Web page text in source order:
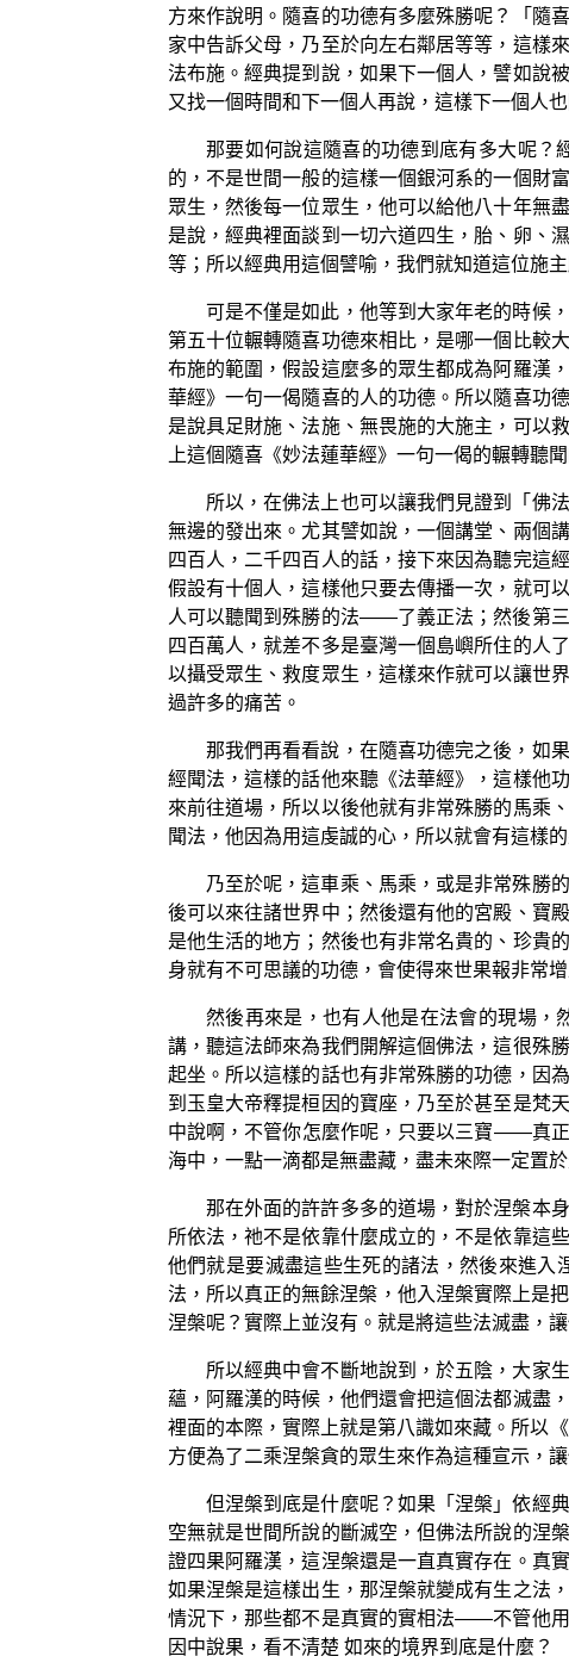
方來作說明。隨喜的功德有多麼殊勝呢？「隨
家中告訴父母，乃至於向左右鄰居等等，這樣
法布施。經典提到說，如果下一個人，譬如說
又找一個時間和下一個人再說，這樣下一個人
那要如何說這隨喜的功德到底有多大呢？
的，不是世間一般的這樣一個銀河系的一個財
眾生，然後每一位眾生，他可以給他八十年無
是說，經典裡面談到一切六道四生，胎、卵、
等；所以經典用這個譬喻，我們就知道這位施
可是不僅是如此，他等到大家年老的時候
第五十位輾轉隨喜功德來相比，是哪一個比較
布施的範圍，假設這麼多的眾生都成為阿羅漢
華經》一句一偈隨喜的人的功德。所以隨喜功
是說具足財施、法施、無畏施的大施主，可以
上這個隨喜《妙法蓮華經》一句一偈的輾轉聽
所以，在佛法上也可以讓我們見證到「佛
無邊的發出來。尤其譬如說，一個講堂、兩個
四百人，二千四百人的話，接下來因為聽完這
假設有十個人，這樣他只要去傳播一次，就可
人可以聽聞到殊勝的法——了義正法；然後第
四百萬人，就差不多是臺灣一個島嶼所住的人
以攝受眾生、救度眾生，這樣來作就可以讓世
過許多的痛苦。
那我們再看看說，在隨喜功德完之後，
經聞法，這樣的話他來聽《法華經》，這樣他
來前往道場，所以以後他就有非常殊勝的馬
聞法，他因為用這虔誠的心，所以就會有這樣的
乃至於呢，這車乘、馬乘，或是非常殊
後可以來往諸世界中；然後還有他的宮殿、寶
是他生活的地方；然後也有非常名貴的、珍貴
身就有不可思議的功德，會使得來世果報非常
然後再來是，也有人他是在法會的現場，
講，聽這法師來為我們開解這個佛法，這很殊
起坐。所以這樣的話也有非常殊勝的功德，因
到玉皇大帝釋提桓因的寶座，乃至於甚至是梵
中說啊，不管你怎麼作呢，只要以三寶——真
海中，一點一滴都是無盡藏，盡未來際一定置
那在外面的許許多多的道場，對於涅槃本
所依法，祂不是依靠什麼成立的，不是依靠這
他們就是要滅盡這些生死的諸法，然後來進
法，所以真正的無餘涅槃，他入涅槃實際上是
涅槃呢？實際上並沒有。就是將這些法滅盡，
所以經典中會不斷地說到，於五陰，大家
蘊，阿羅漢的時候，他們還會把這個法都滅盡
裡面的本際，實際上就是第八識如來藏。所以
方便為了二乘涅槃貪的眾生來作為這種宣示，
但涅槃到底是什麼呢？如果「涅槃」依經
空無就是世間所說的斷滅空，但佛法所說的涅
證四果阿羅漢，這涅槃還是一直真實存在。真
如果涅槃是這樣出生，那涅槃就變成有生之法
情況下，那些都不是真實的實相法——不管他
因中說果，看不清楚 如來的境界到底是什麼？